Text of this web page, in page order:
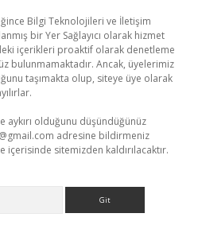
Bilgi Teknolojileri ve İletişim
bir Yer Sağlayıcı olarak hizmet
içerikleri proaktif olarak denetleme
bulunmamaktadır. Ancak, üyelerimiz
taşımakta olup, siteye üye olarak
aykırı olduğunu düşündüğünüz
adresine bildirmeniz
sitemizden kaldırılacaktır.